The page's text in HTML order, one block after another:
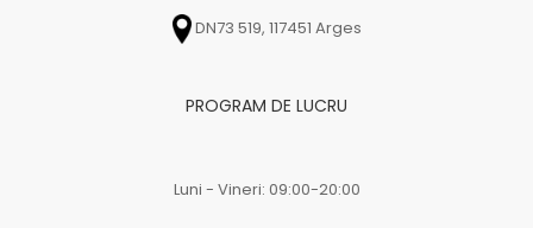
DN73 519, 117451 Arges
PROGRAM DE LUCRU
Luni - Vineri: 09:00-20:00